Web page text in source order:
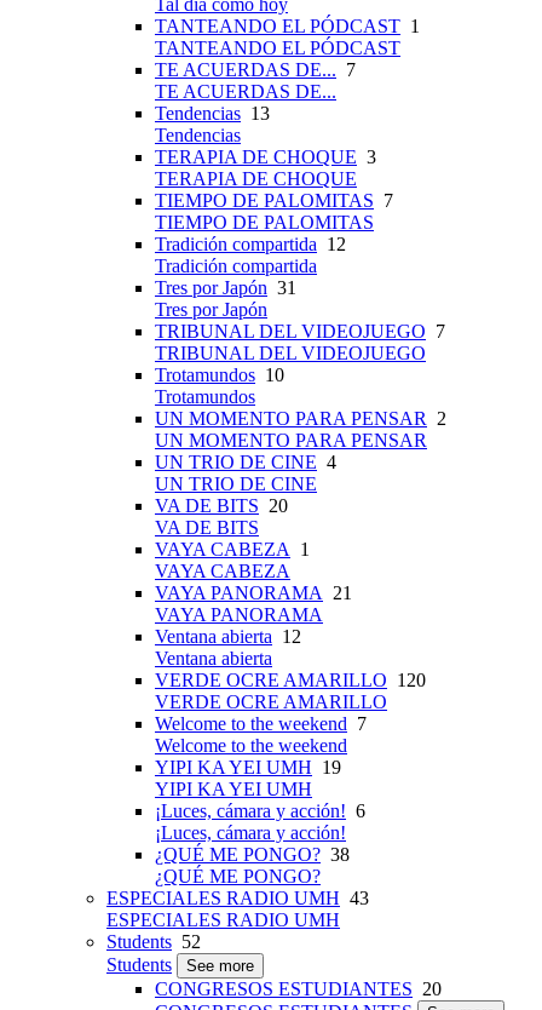
Tal día como hoy
TANTEANDO EL PÓDCAST 1
TANTEANDO EL PÓDCAST
TE ACUERDAS DE... 7
TE ACUERDAS DE...
Tendencias 13
Tendencias
TERAPIA DE CHOQUE 3
TERAPIA DE CHOQUE
TIEMPO DE PALOMITAS 7
TIEMPO DE PALOMITAS
Tradición compartida 12
Tradición compartida
Tres por Japón 31
Tres por Japón
TRIBUNAL DEL VIDEOJUEGO 7
TRIBUNAL DEL VIDEOJUEGO
Trotamundos 10
Trotamundos
UN MOMENTO PARA PENSAR
2
UN MOMENTO PARA PENSAR
UN TRIO DE CINE 4
UN TRIO DE CINE
VA DE BITS 20
VA DE BITS
VAYA CABEZA
1
VAYA CABEZA
VAYA PANORAMA
21
VAYA PANORAMA
Ventana abierta 12
Ventana abierta
VERDE OCRE AMARILLO 120
VERDE OCRE AMARILLO
Welcome to the weekend 7
Welcome to the weekend
YIPI KA YEI UMH 19
YIPI KA YEI UMH
¡Luces, cámara y acción! 6
¡Luces, cámara y acción!
¿QUÉ ME PONGO? 38
¿QUÉ ME PONGO?
ESPECIALES RADIO UMH 43
ESPECIALES RADIO UMH
Students 52
Students
See more
CONGRESOS ESTUDIANTES 20